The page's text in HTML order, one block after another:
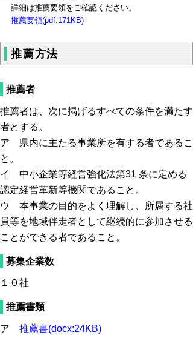
詳細は推薦要領をご確認ください。
推薦要領(pdf:171KB)
推薦方法
推薦者
推薦者は、次に掲げるすべての条件を満たす
者とする。
ア 県内に主たる事業所を有する者であるこ
と。
イ 中小企業等経営強化法第31 条に定める
認定経営革新等機関であること。
ウ 本事業の目的をよく理解し、所属する社
員等を地域伴走者として継続的に参加させる
ことができる者であること。
募集企業数
１０社
推薦書類
ア 推薦書(docx:24KB)